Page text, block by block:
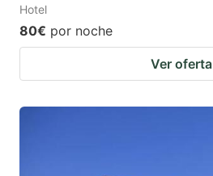
Hotel
80€ por noche
Ver oferta